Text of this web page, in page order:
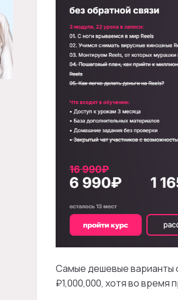
Самые дешевые варианты
₽1,000,000, хотя во время